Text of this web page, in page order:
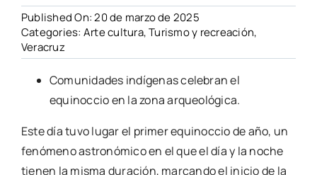
Published On: 20 de marzo de 2025
Categories: Arte cultura,Turismo y recreación,
Veracruz
Comunidades indígenas celebran el
equinoccio en la zona arqueológica.
Este día tuvo lugar el primer equinoccio de año, un
fenómeno astronómico en el que el día y la noche
tienen la misma duración, marcando el inicio de la